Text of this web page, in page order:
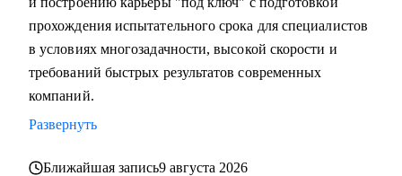
прохождения испытательного срока для специалистов
в условиях многозадачности, высокой скорости и
требований быстрых результатов современных
компаний.
Развернуть
Ближайшая запись9 августа 2026